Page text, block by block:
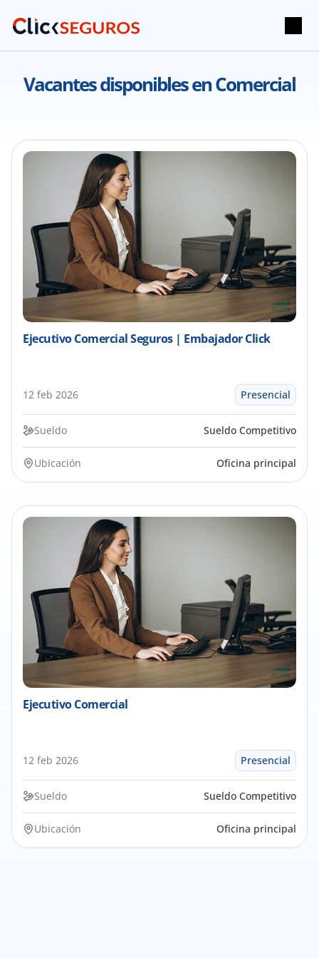
Vacantes disponibles en Comercial
Ejecutivo Comercial Seguros | Embajador Click
12 feb 2026 Presencial
Sueldo Sueldo Competitivo
Ubicación Oficina principal
Ejecutivo Comercial
12 feb 2026 Presencial
Sueldo Sueldo Competitivo
Ubicación Oficina principal